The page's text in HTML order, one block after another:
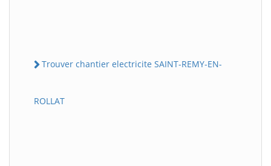
Trouver chantier electricite SAINT-REMY-EN-
ROLLAT